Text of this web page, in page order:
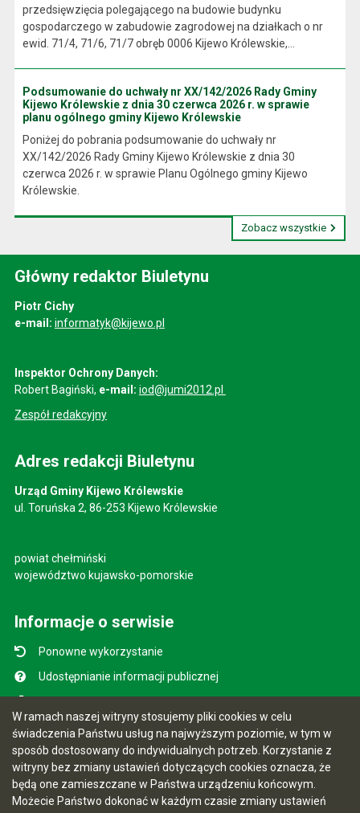
W ramach naszej witryny stosujemy pliki cookies w celu
świadczenia Państwu usług na najwyższym poziomie, w tym w
sposób dostosowany do indywidualnych potrzeb. Korzystanie z
witryny bez zmiany ustawień dotyczących cookies oznacza, że
będą one zamieszczane w Państwa urządzeniu końcowym.
Możecie Państwo dokonać w każdym czasie zmiany ustawień
przedsięwzięcia polegającego na budowie budynku
gospodarczego w zabudowie zagrodowej na działkach o nr
ewid. 71/4, 71/6, 71/7 obręb 0006 Kijewo Królewskie,...
Podsumowanie do uchwały nr XX/142/2026 Rady Gminy
Kijewo Królewskie z dnia 30 czerwca 2026 r. w sprawie
planu ogólnego gminy Kijewo Królewskie
Poniżej do pobrania podsumowanie do uchwały nr
XX/142/2026 Rady Gminy Kijewo Królewskie z dnia 30
czerwca 2026 r. w sprawie Planu Ogólnego gminy Kijewo
Królewskie.
Zobacz wszystkie
Główny redaktor Biuletynu
Piotr Cichy
e-mail: informatyk@kijewo.pl
Inspektor Ochrony Danych:
Robert Bagiński, e-mail: iod@jumi2012.pl
Zespół redakcyjny
Adres redakcji Biuletynu
Urząd Gminy Kijewo Królewskie
ul. Toruńska 2, 86-253 Kijewo Królewskie
powiat chełmiński
województwo kujawsko-pomorskie
Informacje o serwisie
Ponowne wykorzystanie
Udostępnianie informacji publicznej
Instrukcja obsługi
Statystyki oglądalności
Ostatnio dodane
Ostatnia aktualizacja BIP: 28.07.2026 18:15